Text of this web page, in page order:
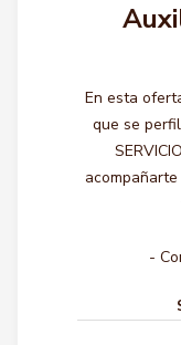
En esta
que se
-